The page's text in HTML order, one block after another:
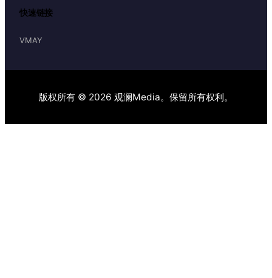
快速链接
VMAY
版权所有 © 2026 观澜Media。保留所有权利。